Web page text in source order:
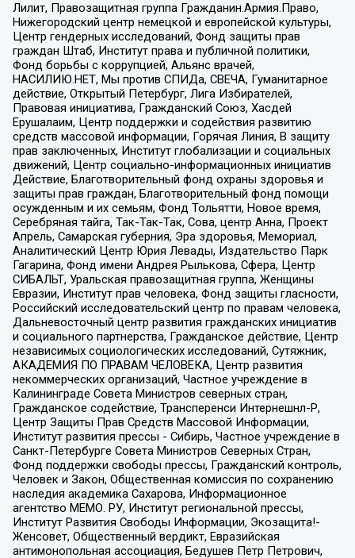
Лилит, Правозащитная группа Гражданин.Армия.Право,
Нижегородский центр немецкой и европейской культуры,
Центр гендерных исследований, Фонд защиты прав
граждан Штаб, Институт права и публичной политики,
Фонд борьбы с коррупцией, Альянс врачей,
НАСИЛИЮ.НЕТ, Мы против СПИДа, СВЕЧА, Гуманитарное
действие, Открытый Петербург, Лига Избирателей,
Правовая инициатива, Гражданский Союз, Хасдей
Ерушалаим, Центр поддержки и содействия развитию
средств массовой информации, Горячая Линия, В защиту
прав заключенных, Институт глобализации и социальных
движений, Центр социально-информационных инициатив
Действие, Благотворительный фонд охраны здоровья и
защиты прав граждан, Благотворительный фонд помощи
осужденным и их семьям, Фонд Тольятти, Новое время,
Серебряная тайга, Так-Так-Так, Сова, центр Анна, Проект
Апрель, Самарская губерния, Эра здоровья, Мемориал,
Аналитический Центр Юрия Левады, Издательство Парк
Гагарина, Фонд имени Андрея Рылькова, Сфера, Центр
СИБАЛЬТ, Уральская правозащитная группа, Женщины
Евразии, Институт прав человека, Фонд защиты гласности,
Российский исследовательский центр по правам человека,
Дальневосточный центр развития гражданских инициатив
и социального партнерства, Гражданское действие, Центр
независимых социологических исследований, Сутяжник,
АКАДЕМИЯ ПО ПРАВАМ ЧЕЛОВЕКА, Центр развития
некоммерческих организаций, Частное учреждение в
Калининграде Совета Министров северных стран,
Гражданское содействие, Трансперенси Интернешнл-Р,
Центр Защиты Прав Средств Массовой Информации,
Институт развития прессы - Сибирь, Частное учреждение в
Санкт-Петербурге Совета Министров Северных Стран,
Фонд поддержки свободы прессы, Гражданский контроль,
Человек и Закон, Общественная комиссия по сохранению
наследия академика Сахарова, Информационное
агентство МЕМО. РУ, Институт региональной прессы,
Институт Развития Свободы Информации, Экозащита!-
Женсовет, Общественный вердикт, Евразийская
антимонопольная ассоциация, Бедушев Петр Петрович,